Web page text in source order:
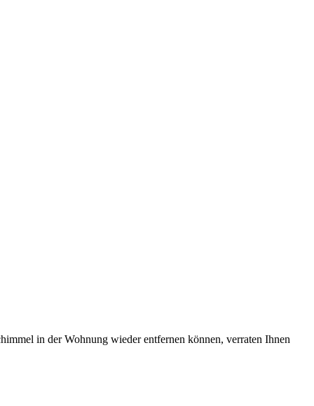
in der Wohnung wieder entfernen können, verraten Ihnen